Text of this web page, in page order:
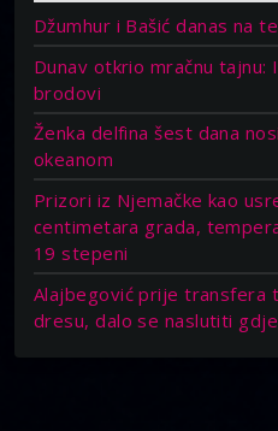
Džumhur i Bašić danas na
Dunav otkrio mračnu tajnu:
brodovi
Ženka delfina šest dana
okeanom
Prizori iz Njemačke kao
centimetara grada,
19 stepeni
Alajbegović prije transfera
dresu, dalo se naslutiti